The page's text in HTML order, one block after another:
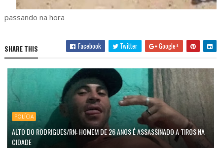
passando na hora
SHARE THIS Facebook Twitter Google+
POLÍCIA
ALTO DO RODRIGUES/RN: HOMEM DE 26 ANOS É ASSASSINADO A TIROS NA
CIDADE